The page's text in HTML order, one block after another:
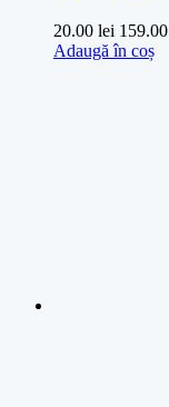
20.00 lei 159.00
Adaugă în coș